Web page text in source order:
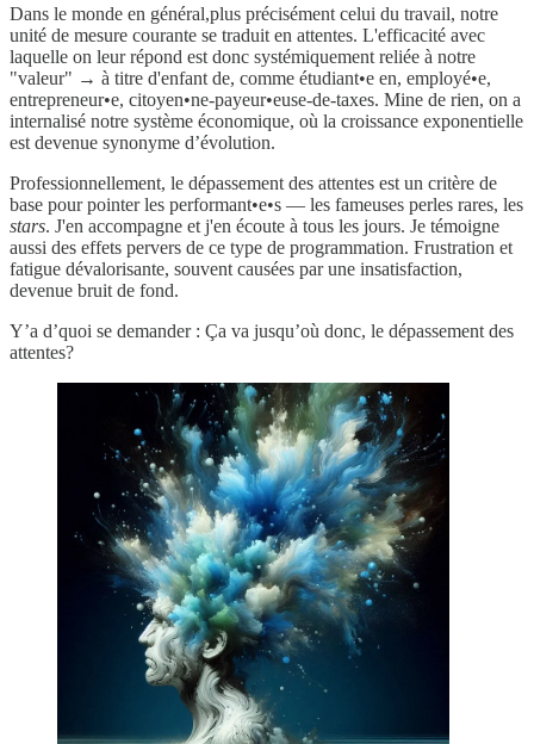
Dans le monde en général,plus précisément celui du travail, notre
unité de mesure courante se traduit en attentes. L'efficacité avec
laquelle on leur répond est donc systémiquement reliée à notre
"valeur" → à titre d'enfant de, comme étudiant•e en, employé•e,
entrepreneur•e, citoyen•ne-payeur•euse-de-taxes. Mine de rien, on a
internalisé notre système économique, où la croissance exponentielle
est devenue synonyme d’évolution.
Professionnellement, le dépassement des attentes est un critère de
base pour pointer les performant•e•s — les fameuses perles rares, les
stars. J'en accompagne et j'en écoute à tous les jours. Je témoigne
aussi des effets pervers de ce type de programmation. Frustration et
fatigue dévalorisante, souvent causées par une insatisfaction,
devenue bruit de fond.
Y’a d’quoi se demander : Ça va jusqu’où donc, le dépassement des
attentes?